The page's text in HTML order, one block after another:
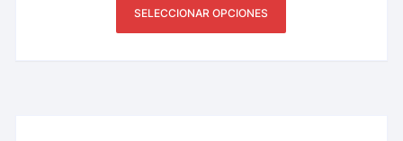
SELECCIONAR OPCIONES